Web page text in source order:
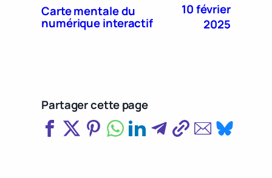
Carte mentale du
numérique interactif
10 février
2025
Partager cette page